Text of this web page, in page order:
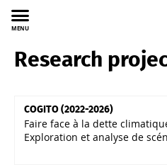
MENU
Sciences SONYA FR Recherche
Research
COGITO (2022-2026)
Faire face à la dette
Exploration et analyse de